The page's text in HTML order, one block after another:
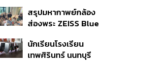
ในระดับต้นของภูมิภาค
สรุปมหากาพย์กล้อง
ส่องพระ ZEISS Blue
ผลิต 8.3 ล้าน สู่ข้อ
พิพาท ‘มาเวลล์ฯ’ ฟ้อง
นักเรียนโรงเรียน
เทพศิรินทร์ นนทบุรี